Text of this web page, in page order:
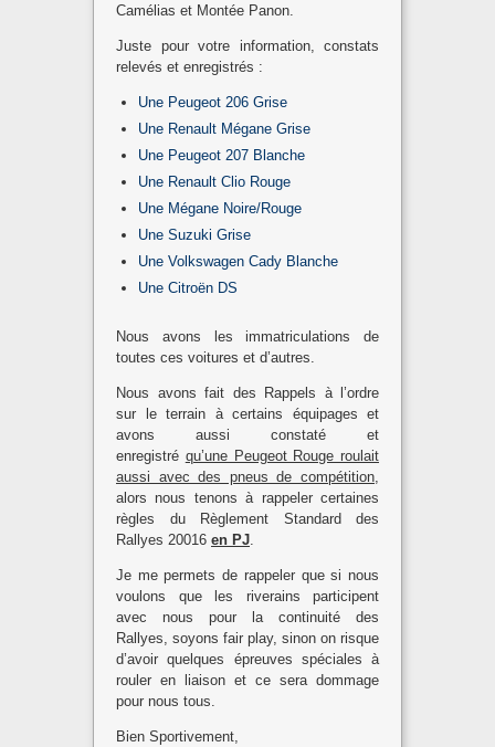
Camélias et Montée Panon.
Juste pour votre information, constats
relevés et enregistrés :
Une Peugeot 206 Grise
Une Renault Mégane Grise
Une Peugeot 207 Blanche
Une Renault Clio Rouge
Une Mégane Noire/Rouge
Une Suzuki Grise
Une Volkswagen Cady Blanche
Une Citroën DS
Nous avons les immatriculations de
toutes ces voitures et d’autres.
Nous avons fait des Rappels à l’ordre
sur le terrain à certains équipages et
avons aussi constaté et
enregistré qu’une Peugeot Rouge roulait
aussi avec des pneus de compétition,
alors nous tenons à rappeler certaines
règles du Règlement Standard des
Rallyes 20016 en PJ.
Je me permets de rappeler que si nous
voulons que les riverains participent
avec nous pour la continuité des
Rallyes, soyons fair play, sinon on risque
d’avoir quelques épreuves spéciales à
rouler en liaison et ce sera dommage
pour nous tous.
Bien Sportivement,